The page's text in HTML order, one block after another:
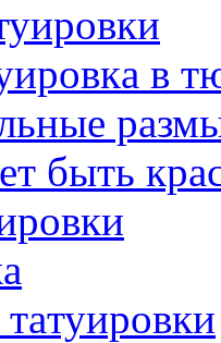
в
быть